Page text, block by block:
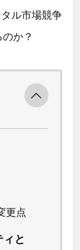
ル市場競争
か？
更点
と